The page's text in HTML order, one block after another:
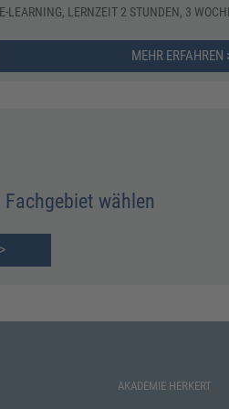
E-LEARNING, LERNZEIT 2 STUNDEN, 3
MEHR ERFAHREN
wählen
AKADEMIE HERKERT